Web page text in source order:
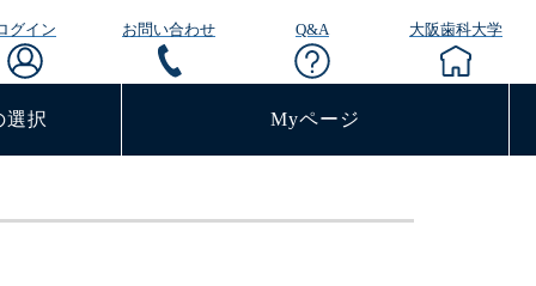
グイン お問い合わせ Q&A 大阪歯科大学
選択 Myページ